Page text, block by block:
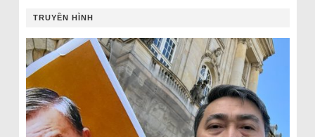
TRUYỀN HÌNH